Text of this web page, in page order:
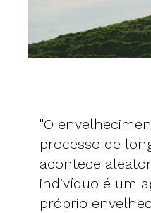
"O
processo de
acontece
indivíduo é um
próprio